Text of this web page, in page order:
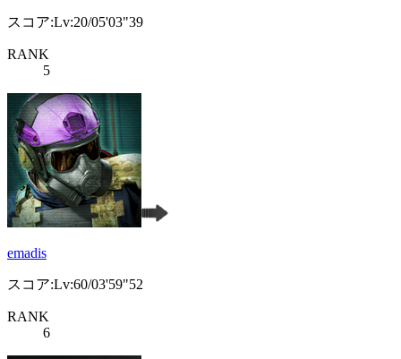
スコア:Lv:20/05'03"39
RANK
5
emadis
スコア:Lv:60/03'59"52
RANK
6